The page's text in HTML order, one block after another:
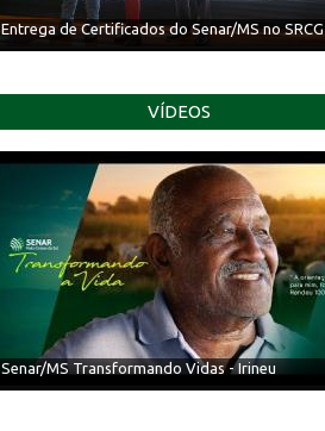
Entrega de Certificados do Senar/MS no SRCG
VÍDEOS
Senar/MS Transformando Vidas - Irineu